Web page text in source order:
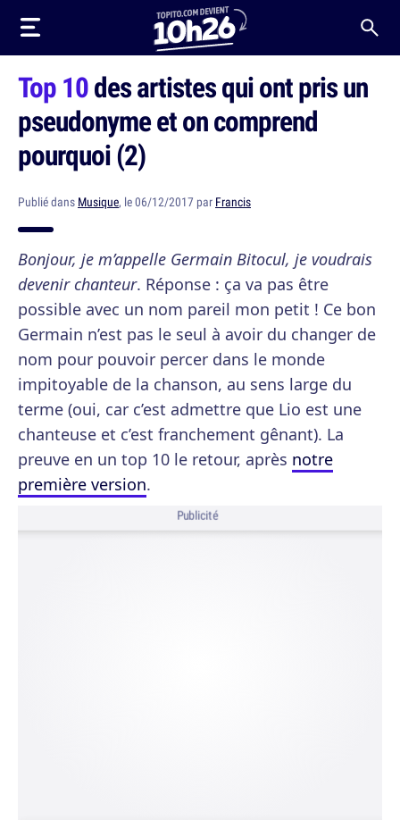
Top 10des artistes qui ont pris un
pseudonyme et on comprend
pourquoi (2)
Publié dans Musique, le 06/12/2017 par Francis
Bonjour, je m’appelle Germain Bitocul, je voudrais
devenir chanteur. Réponse : ça va pas être
possible avec un nom pareil mon petit ! Ce bon
Germain n’est pas le seul à avoir du changer de
nom pour pouvoir percer dans le monde
impitoyable de la chanson, au sens large du
terme (oui, car c’est admettre que Lio est une
chanteuse et c’est franchement gênant). La
preuve en un top 10 le retour, après notre
première version.
Publicité